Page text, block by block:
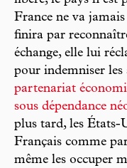
France ne va
finira par
échange, elle lui
pour indemniser les
partenariat
sous dépendance
plus tard, les États-
Français comme
même les occuper